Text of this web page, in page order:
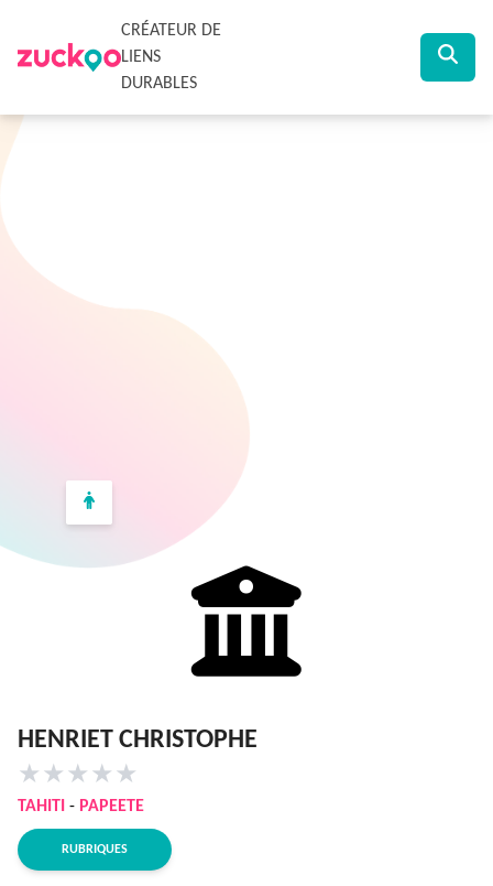
CRÉATEUR DE
LIENS
DURABLES
HENRIET CHRISTOPHE
★ ★ ★ ★ ★
TAHITI - PAPEETE
RUBRIQUES